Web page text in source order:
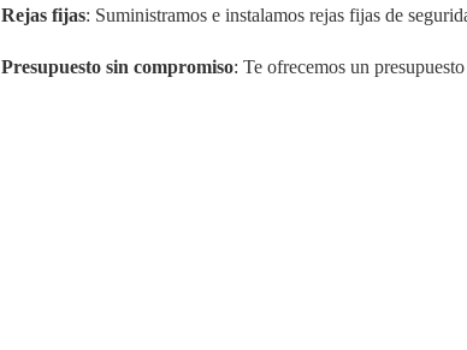
Rejas fijas: Suministramos e instalamos rejas fijas de
Presupuesto sin compromiso: Te ofrecemos un